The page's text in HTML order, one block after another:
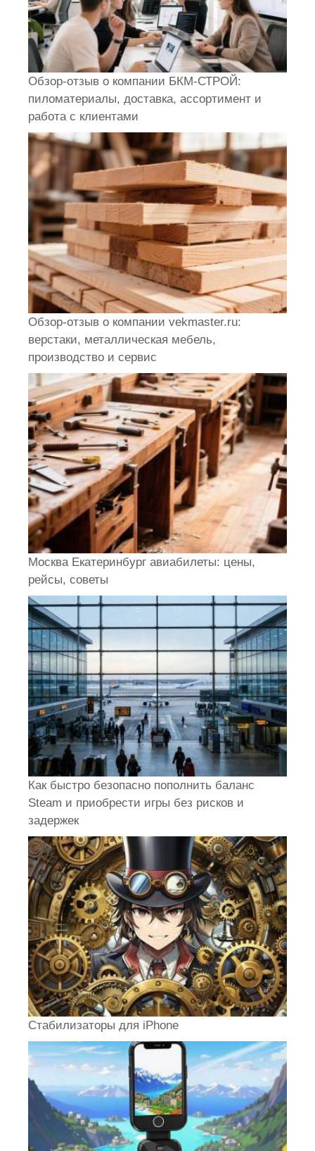
Обзор-отзыв о компании БКМ-СТРОЙ:
пиломатериалы, доставка, ассортимент и
работа с клиентами
Обзор-отзыв о компании vekmaster.ru:
верстаки, металлическая мебель,
производство и сервис
Москва Екатеринбург авиабилеты: цены,
рейсы, советы
Как быстро безопасно пополнить баланс
Steam и приобрести игры без рисков и
задержек
Стабилизаторы для iPhone